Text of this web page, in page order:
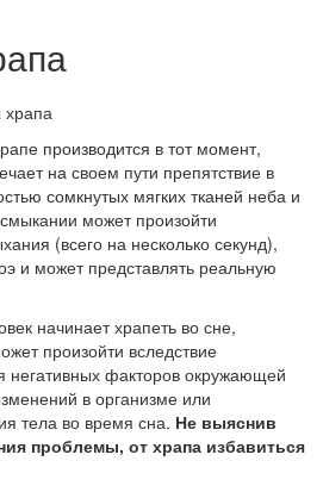
производится в тот момент,
на своем пути препятствие в
сомкнутых мягких тканей неба и
может произойти
(всего на несколько секунд),
и может представлять реальную
начинает храпеть во сне,
произойти вследствие
негативных факторов окружающей
в организме или
тела во время сна. Не выяснив
проблемы, от храпа избавиться